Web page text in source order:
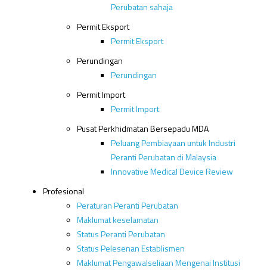
Perubatan sahaja
Permit Eksport
Permit Eksport
Perundingan
Perundingan
Permit Import
Permit Import
Pusat Perkhidmatan Bersepadu MDA
Peluang Pembiayaan untuk Industri
Peranti Perubatan di Malaysia
Innovative Medical Device Review
Profesional
Peraturan Peranti Perubatan
Maklumat keselamatan
Status Peranti Perubatan
Status Pelesenan Establismen
Maklumat Pengawalseliaan Mengenai Institusi